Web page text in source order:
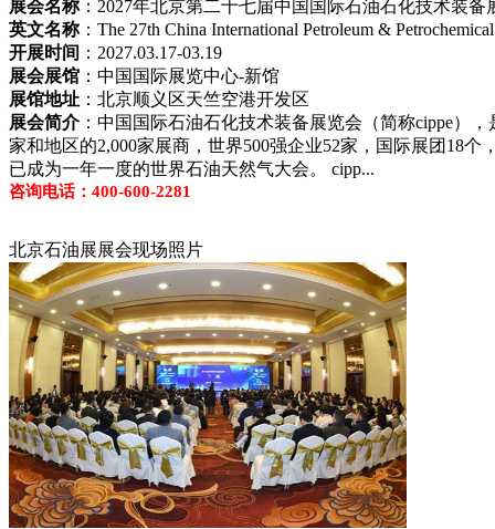
展会名称：2027年北京第二十七届中国国际石油石化技术装备
英文名称：The 27th China International Petroleum &
开展时间 ：2027.03.17-03.19
展会展馆 ：中国国际展览中心-新馆
展馆地址 ：北京顺义区天竺空港开发区
展会简介：中国国际石油石化技术装备展览会（简称cippe）
家和地区的2,000家展商，世界500强企业52家，国际展团18个
已成为一年一度的世界石油天然气大会。 cipp...
咨询电话：400-600-2281
北京石油展展会现场照片